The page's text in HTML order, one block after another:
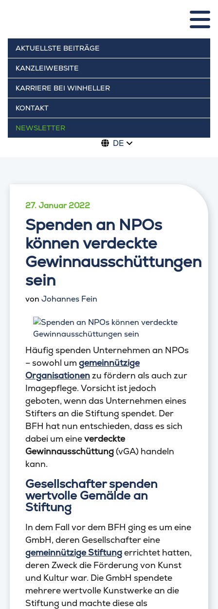
AKTUELLSTE BEITRÄGE
KANZLEIWEBSITE
KARRIERE BEI WINHELLER
KONTAKT
NEWSLETTER
DE
27. Januar 2022
Spenden an NPOs
können verdeckte
Gewinnausschüttungen
sein
von Johannes Fein
Häufig spenden Unternehmen an NPOs
– sowohl um gemeinnützige
Organisationenzu fördern als auch zur
Imagepflege. Vorsicht ist jedoch
geboten, wenn das Unternehmen eines
Stifters an die Stiftung spendet. Der
BFH hat nun entschieden, dass es sich
dabei um eineverdeckte
Gewinnausschüttung(vGA) handeln
kann.
Gesellschafter spenden
wertvolle Gemälde an
Stiftung
In dem Fall vor dem BFH ging es um eine
GmbH, deren Gesellschafter eine
gemeinnützige Stiftungerrichtet hatten,
deren Zweck die Förderung von Kunst
und Kultur war. Die GmbH spendete
mehrere wertvolle Kunstwerke an die
Stiftung und machte diese als